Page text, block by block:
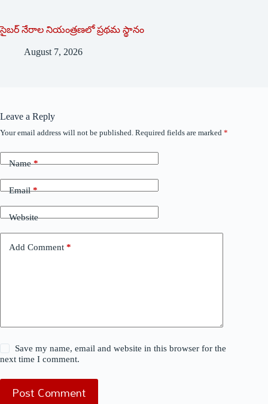
సైబర్ నేరాల నియంత్రణలో ప్రథమ స్థానం
August 7, 2026
Leave a Reply
Your email address will not be published. Required fields are marked *
Name*
Email*
Website
Add Comment *
Save my name, email and website in this browser for the
next time I comment.
Post Comment